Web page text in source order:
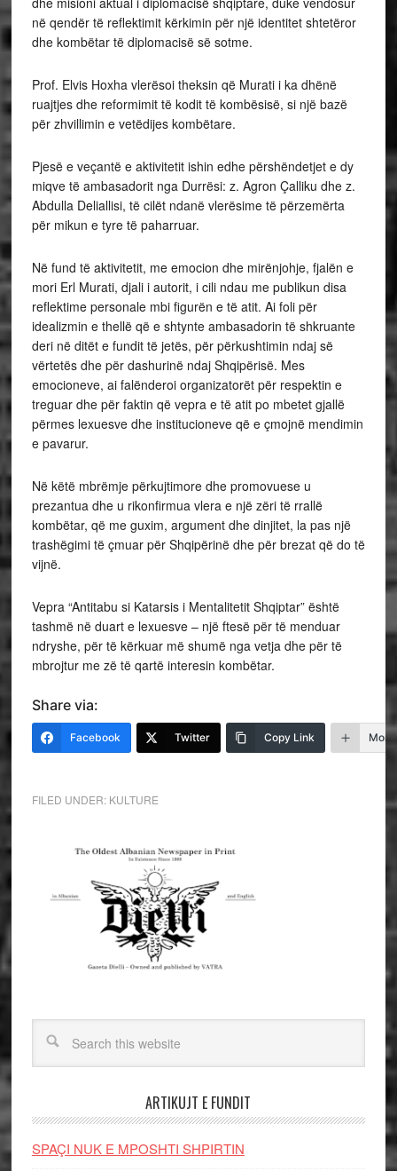
në qendër të reflektimit kërkimin për një identitet shtetëror
dhe kombëtar të diplomacisë së sotme.
Prof. Elvis Hoxha vlerësoi theksin që Murati i ka dhënë
ruajtjes dhe reformimit të kodit të kombësisë, si një bazë
për zhvillimin e vetëdijes kombëtare.
Pjesë e veçantë e aktivitetit ishin edhe përshëndetjet e dy
miqve të ambasadorit nga Durrësi: z. Agron Çalliku dhe z.
Abdulla Deliallisi, të cilët ndanë vlerësime të përzemërta
për mikun e tyre të paharruar.
Në fund të aktivitetit, me emocion dhe mirënjohje, fjalën e
mori Erl Murati, djali i autorit, i cili ndau me publikun disa
reflektime personale mbi figurën e të atit. Ai foli për
idealizmin e thellë që e shtynte ambasadorin të shkruante
deri në ditët e fundit të jetës, për përkushtimin ndaj së
vërtetës dhe për dashurinë ndaj Shqipërisë. Mes
emocioneve, ai falënderoi organizatorët për respektin e
treguar dhe për faktin që vepra e të atit po mbetet gjallë
përmes lexuesve dhe institucioneve që e çmojnë mendimin
e pavarur.
Në këtë mbrëmje përkujtimore dhe promovuese u
prezantua dhe u rikonfirmua vlera e një zëri të rrallë
kombëtar, që me guxim, argument dhe dinjitet, la pas një
trashëgimi të çmuar për Shqipërinë dhe për brezat që do të
vijnë.
Vepra “Antitabu si Katarsis i Mentalitetit Shqiptar” është
tashmë në duart e lexuesve – një ftesë për të menduar
ndryshe, për të kërkuar më shumë nga vetja dhe për të
mbrojtur me zë të qartë interesin kombëtar.
Share via:
Facebook Twitter Copy Link More
FILED UNDER: KULTURE
ARTIKUJT E FUNDIT
SPAÇI NUK E MPOSHTI SHPIRTIN